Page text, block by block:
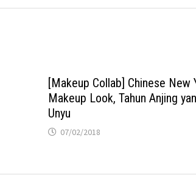
[Makeup Collab] Chinese New
Makeup Look, Tahun Anjing
Unyu
07/02/2018